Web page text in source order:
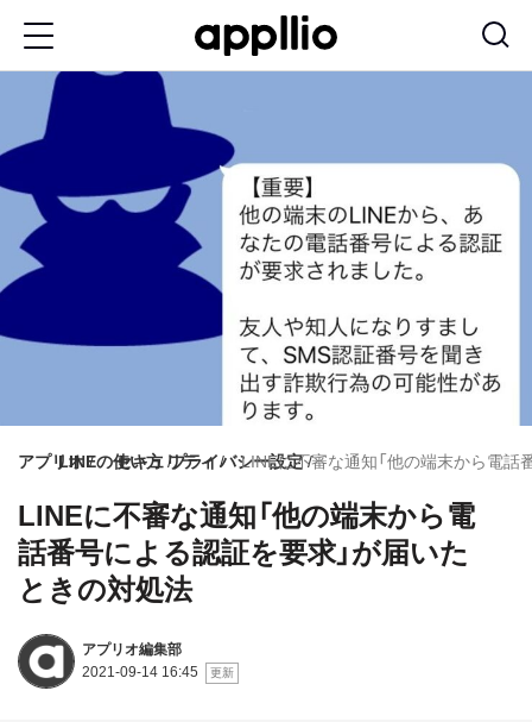
ツ
アプリオLINEの使い方セキュリティプライバシー設定LINEに不審な通知「他の端末から電
LINEに不審な通知「他の端末から電
話番号による認証を要求」が届いた
ときの対処法
アプリオ編集部
2021-09-14 16:45